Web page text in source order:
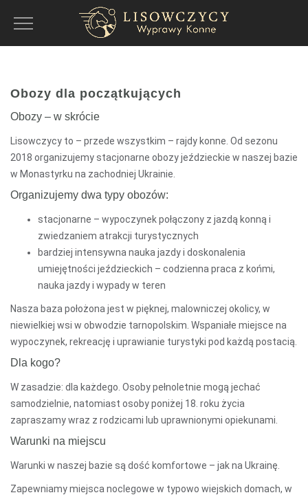
Toggle
Obozy dla początkujących
Obozy – w skrócie
Lisowczycy to – przede wszystkim – rajdy konne. Od sezonu
2018 organizujemy stacjonarne obozy jeździeckie w naszej bazie
w Monastyrku na zachodniej Ukrainie.
Organizujemy dwa typy obozów:
stacjonarne – wypoczynek połączony z jazdą konną i
zwiedzaniem atrakcji turystycznych
bardziej intensywna nauka jazdy i doskonalenia
umiejętności jeździeckich – codzienna praca z końmi,
nauka jazdy i wypady w teren
Nasza baza położona jest w pięknej, malowniczej okolicy, w
niewielkiej wsi w obwodzie tarnopolskim. Wspaniałe miejsce na
wypoczynek, rekreację i uprawianie turystyki pod każdą postacią.
Dla kogo?
W zasadzie: dla każdego. Osoby pełnoletnie mogą jechać
samodzielnie, natomiast osoby poniżej 18. roku życia
zapraszamy wraz z rodzicami lub uprawnionymi opiekunami.
Warunki na miejscu
Warunki w naszej bazie są dość komfortowe – jak na Ukrainę.
Zapewniamy miejsca noclegowe w typowo wiejskich domach, w